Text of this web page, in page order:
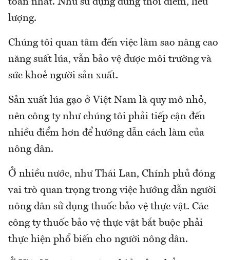
toàn nhất. Như sử dụng đúng thời điểm, liều
lượng.
Chúng tôi quan tâm đến việc làm sao nâng cao
năng suất lúa, vẫn bảo vệ được môi trường và
sức khoẻ người sản xuất.
Sản xuất lúa gạo ở Việt Nam là quy mô nhỏ,
nên công ty như chúng tôi phải tiếp cận đến
nhiều điểm hơn để hướng dẫn cách làm của
nông dân.
Ở nhiều nước, như Thái Lan, Chính phủ đóng
vai trò quan trọng trong việc hướng dẫn người
nông dân sử dụng thuốc bảo vệ thực vật. Các
công ty thuốc bảo vệ thực vật bắt buộc phải
thực hiện phổ biến cho người nông dân.